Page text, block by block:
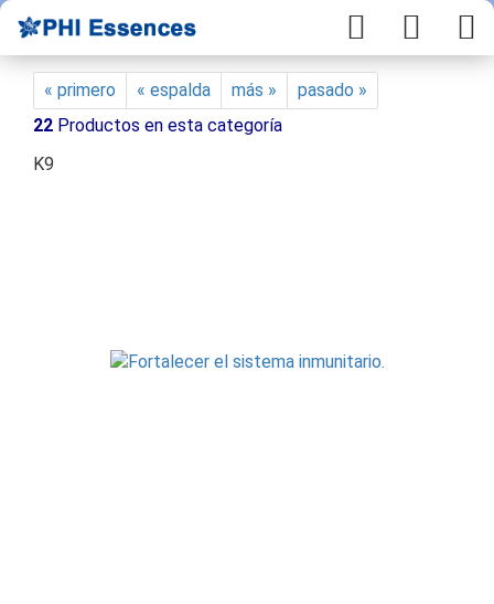
« primero « espalda más »
pasado »
22 Productos en esta categoría
K9